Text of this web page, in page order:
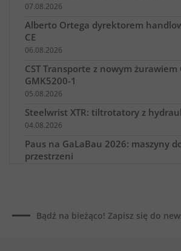
07.08.2026
Alberto Ortega dyrektorem
CE
06.08.2026
CST Transporte z nowym żurawiem
GMK5200-1
05.08.2026
Steelwrist XTR: tiltrotatory z
04.08.2026
Paus na GaLaBau 2026: maszyny
przestrzeni
02.08.2026
Bądź na bieżąco! Zapisz się do